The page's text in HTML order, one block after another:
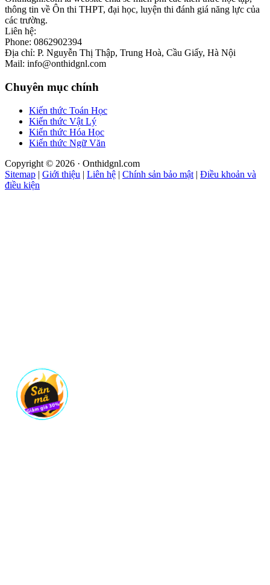
thông tin về Ôn thi THPT, đại học, luyện thi đánh giá năng lực của
các trường.
Liên hệ:
Phone: 0862902394
Địa chỉ: P. Nguyễn Thị Thập, Trung Hoà, Cầu Giấy, Hà Nội
Mail: info@onthidgnl.com
Chuyên mục chính
Kiến thức Toán Học
Kiến thức Vật Lý
Kiến thức Hóa Học
Kiến thức Ngữ Văn
Copyright © 2026 · Onthidgnl.com
Sitemap | Giới thiệu | Liên hệ | Chính sản bảo mật | Điều khoản và
điều kiện